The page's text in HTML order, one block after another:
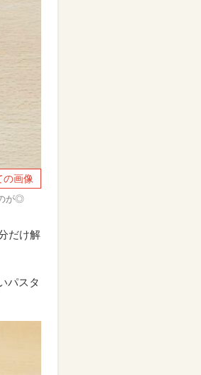
の画像
が◎
だけ解
パスタ